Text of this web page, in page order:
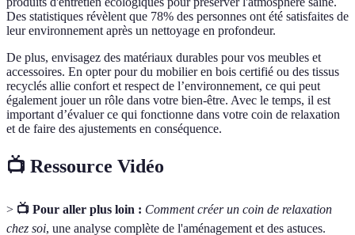
Des statistiques révèlent que 78% des personnes ont été satisfaites de
leur environnement après un nettoyage en profondeur.
De plus, envisagez des matériaux durables pour vos meubles et
accessoires. En opter pour du mobilier en bois certifié ou des tissus
recyclés allie confort et respect de l’environnement, ce qui peut
également jouer un rôle dans votre bien-être. Avec le temps, il est
important d’évaluer ce qui fonctionne dans votre coin de relaxation
et de faire des ajustements en conséquence.
📺 Ressource Vidéo
> 📺 Pour aller plus loin : Comment créer un coin de relaxation
chez soi, une analyse complète de l'aménagement et des astuces.